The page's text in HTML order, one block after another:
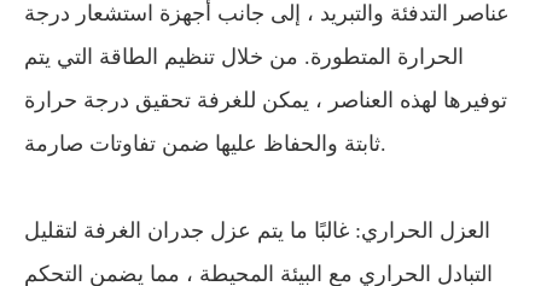
عناصر التدفئة والتبريد ، إلى جانب أجهزة استشعار درجة
الحرارة المتطورة. من خلال تنظيم الطاقة التي يتم
توفيرها لهذه العناصر ، يمكن للغرفة تحقيق درجة حرارة
ثابتة والحفاظ عليها ضمن تفاوتات صارمة.
العزل الحراري: غالبًا ما يتم عزل جدران الغرفة لتقليل
التبادل الحراري مع البيئة المحيطة ، مما يضمن التحكم